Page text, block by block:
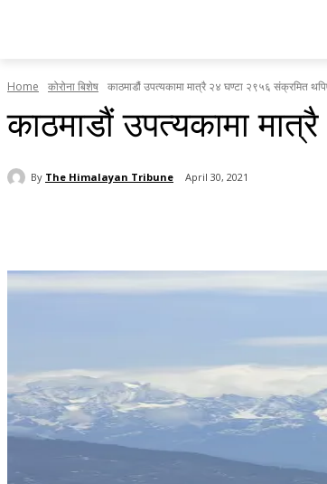
Home कोरोना बिशेष काठमाडौं उपत्यकामा मात्रै २४ घण्टा २९५६ संक्रमित
काठमाडौं उपत्यकामा
By The Himalayan Tribune April 30, 2021